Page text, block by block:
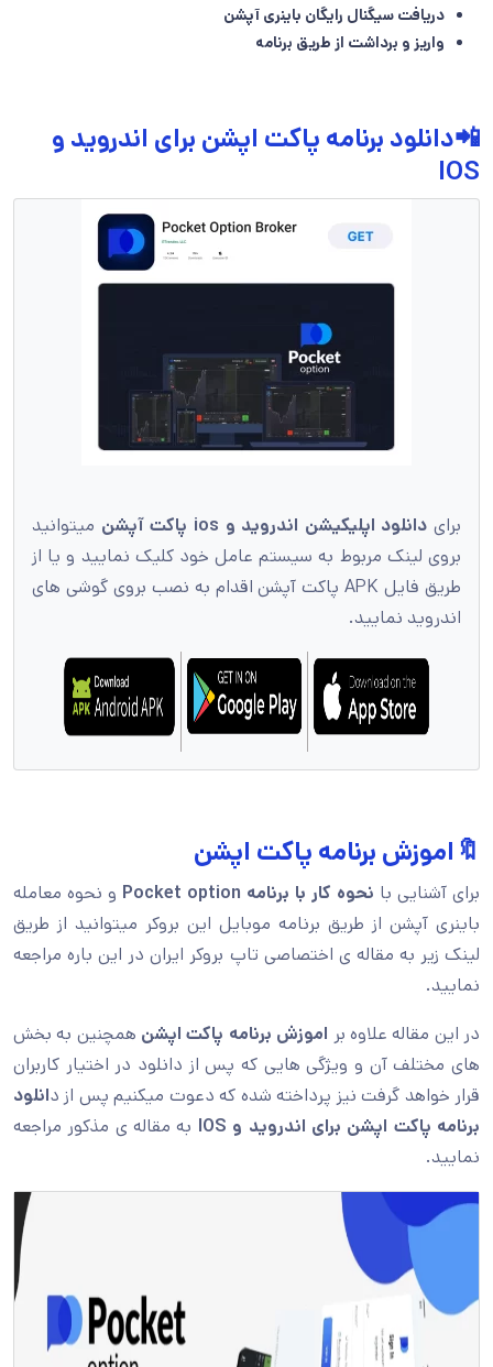
دریافت سیگنال رایگان باینری آپشن
واریز و برداشت از طریق برنامه
📲دانلود برنامه پاکت اپشن برای اندروید و
IOS
برای دانلود اپلیکیشن اندروید و ios پاکت آپشن
میتوانید
بروی لینک مربوط به سیستم عامل خود کلیک نمایید و یا از
طریق فایل APK پاکت آپشن اقدام به نصب بروی گوشی های
اندروید نمایید.
🔖اموزش برنامه پاکت اپشن
برای آشنایی با نحوه کار با برنامه Pocket option
و نحوه معامله
باینری آپشن از طریق برنامه موبایل این بروکر میتوانید از طریق
لینک زیر به مقاله ی اختصاصی تاپ بروکر ایران در این باره مراجعه
نمایید.
در این مقاله علاوه بر اموزش برنامه پاکت اپشن همچنین به بخش
های مختلف آن و ویژگی هایی که پس از دانلود در اختیار کاربران
قرار خواهد گرفت نیز پرداخته شده که دعوت میکنیم پس از دانلود
برنامه پاکت اپشن برای اندروید و IOS
به مقاله ی مذکور مراجعه
نمایید.